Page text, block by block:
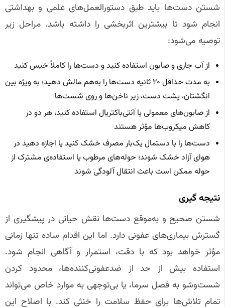
شستن دست‌ها باید طبق دستورالعمل‌های علمی و بهداشتی
انجام شود تا بیشترین اثربخشی را داشته باشد. مراحل زیر
توصیه می‌شود:
از آب جاری و صابون استفاده کنید و دست‌ها را کاملاً خیس کنید
به مدت حداقل ۲۰ ثانیه دست‌ها را به‌هم مالش دهید؛ به ویژه بین
انگشتان، پشت دست، زیر ناخن‌ها و روی شست‌ها
از صابون‌های معمولی یا آنتی‌باکتریال استفاده کنید، هر دو در
کاهش میکروب‌ها مؤثر هستند
دست‌ها را با دستمال یک‌بار مصرف خشک کنید یا اجازه دهید در
هوای آزاد خشک شوند؛ حوله‌های مرطوب یا استفاده‌ی مشترک از
حوله ممکن است باعث انتقال آلودگی شوند
نتیجه‌ گیری
شستن صحیح و به‌موقع دست‌ها نقش حیاتی در پیشگیری از
گسترش بیماری‌های عفونی دارد. اما این اقدام ساده تنها زمانی
مؤثر خواهد بود که با دقت، استمرار و آگاهی انجام شود.
استفاده بیش از حد از ضدعفونی‌کننده‌ها، محدود کردن
شست‌وشو به فصل سرما، یا بی‌توجهی به موارد خاص می‌تواند
تمام تلاش‌ها برای حفظ سلامت را خنثی کند. با اصلاح این